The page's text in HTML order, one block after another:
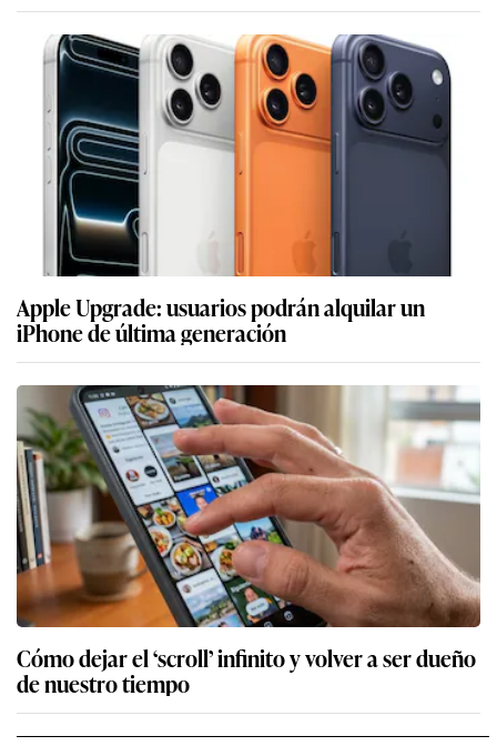
Apple Upgrade: usuarios podrán alquilar un
iPhone de última generación
Cómo dejar el ‘scroll’ infinito y volver a ser dueño
de nuestro tiempo